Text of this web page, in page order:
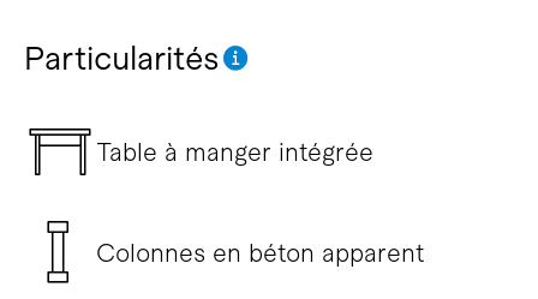
Particularités
Table à manger intégrée
Colonnes en béton apparent